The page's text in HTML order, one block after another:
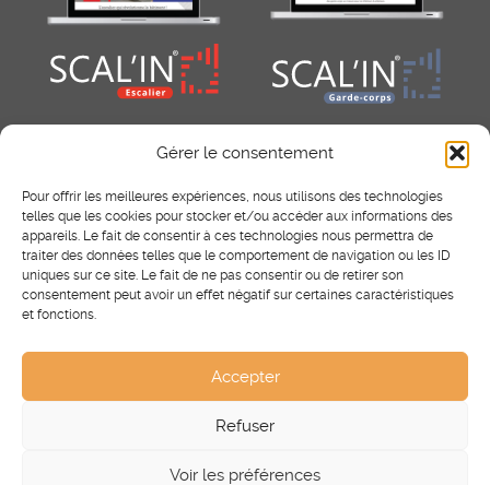
Gérer le consentement
Pour offrir les meilleures expériences, nous utilisons des technologies
telles que les cookies pour stocker et/ou accéder aux informations des
appareils. Le fait de consentir à ces technologies nous permettra de
traiter des données telles que le comportement de navigation ou les ID
uniques sur ce site. Le fait de ne pas consentir ou de retirer son
consentement peut avoir un effet négatif sur certaines caractéristiques
et fonctions.
Accepter
Refuser
Voir les préférences
Facebook
Instagram
Pinterest
CGV